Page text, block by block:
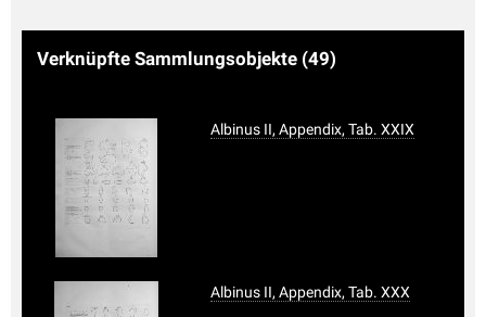
Verknüpfte Sammlungsobjekte (49)
Albinus II, Appendix, Tab. XXIX
Albinus II, Appendix, Tab. XXX